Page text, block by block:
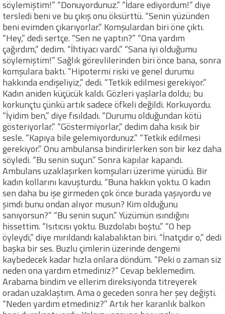
söylemiştim!” “Donuyordunuz.” “İdare ediyordum!” diye
tersledi beni ve bu çıkış onu öksürttü. “Senin yüzünden
beni evimden çıkarıyorlar.” Komşulardan biri öne çıktı.
“Hey,” dedi sertçe. “Sen ne yaptın?” “Ona yardım
çağırdım,” dedim. “İhtiyacı vardı.” “Sana iyi olduğumu
söylemiştim!” Sağlık görevlilerinden biri önce bana, sonra
komşulara baktı. “Hipotermi riski ve genel durumu
hakkında endişeliyiz,” dedi. “Tetkik edilmesi gerekiyor.”
Kadın aniden küçücük kaldı. Gözleri yaşlarla doldu; bu
korkunçtu çünkü artık sadece öfkeli değildi. Korkuyordu.
“İyidim ben,” diye fısıldadı. “Durumu olduğundan kötü
gösteriyorlar.” “Göstermiyorlar,” dedim daha kısık bir
sesle. “Kapıya bile gelemiyordunuz.” “Tetkik edilmesi
gerekiyor.” Onu ambulansa bindirirlerken son bir kez daha
söyledi. “Bu senin suçun.” Sonra kapılar kapandı.
Ambulans uzaklaşırken komşuları üzerime yürüdü. Bir
kadın kollarını kavuşturdu. “Buna hakkın yoktu. O kadın
sen daha bu işe girmeden çok önce burada yaşıyordu ve
şimdi bunu ondan alıyor musun? Kim olduğunu
sanıyorsun?” “Bu senin suçun.” Yüzümün ısındığını
hissettim. “Isıtıcısı yoktu. Buzdolabı boştu.” “O hep
öyleydi,” diye mırıldandı kalabalıktan biri. “İnatçıdır o,” dedi
başka bir ses. Buzlu çimlerin üzerinde dengemi
kaybedecek kadar hızla onlara döndüm. “Peki o zaman siz
neden ona yardım etmediniz?” Cevap beklemedim.
Arabama bindim ve ellerim direksiyonda titreyerek
oradan uzaklaştım. Ama o geceden sonra her şey değişti.
“Neden yardım etmediniz?” Artık her karanlık balkon